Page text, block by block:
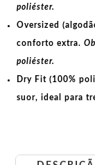
poliéster.
Oversized
conforto extra.
poliéster.
Dry Fit (100%
suor, ideal para